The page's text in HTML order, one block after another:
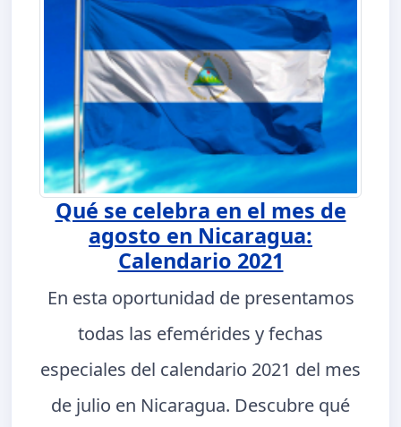
Qué se celebra en el mes de
agosto en Nicaragua:
Calendario 2021
En esta oportunidad de presentamos
todas las efemérides y fechas
especiales del calendario 2021 del mes
de julio en Nicaragua. Descubre qué